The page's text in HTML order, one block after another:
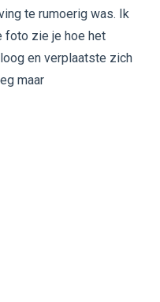
te rumoerig was. Ik
foto zie je hoe het
en verplaatste zich
maar